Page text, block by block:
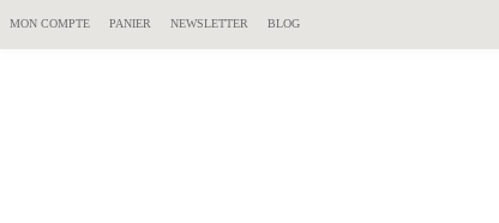
MON COMPTE PANIER NEWSLETTER BLOG